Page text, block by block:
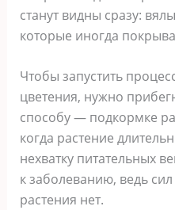
станут видны сразу:
которые иногда
Чтобы запустить
цветения, нужно
способу — подкормке
когда растение
нехватку питательных
к заболеванию, ведь
растения нет.